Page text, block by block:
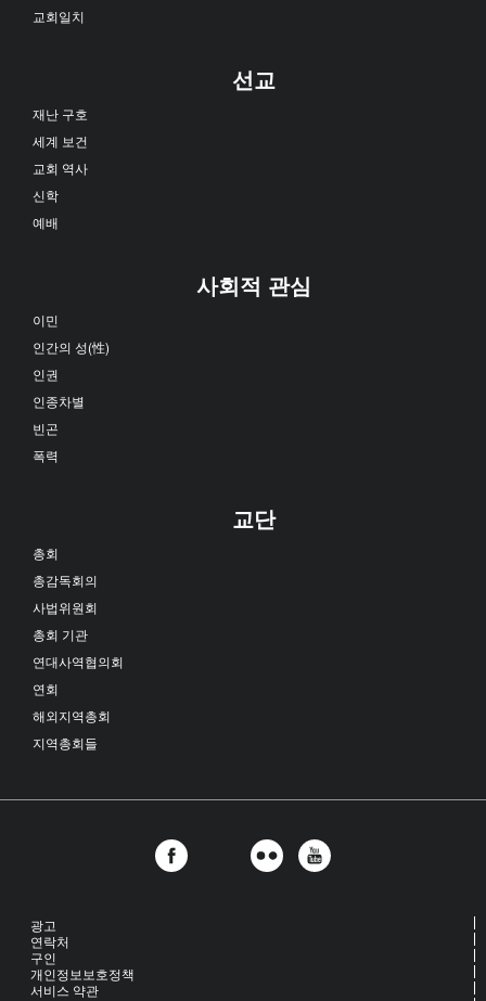
교회일치
선교
재난 구호
세계 보건
교회 역사
신학
예배
사회적 관심
이민
인간의 성(性)
인권
인종차별
빈곤
폭력
교단
총회
총감독회의
사법위원회
총회 기관
연대사역협의회
연회
해외지역총회
지역총회들
광고
연락처
구인
개인정보보호정책
서비스 약관